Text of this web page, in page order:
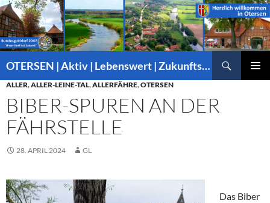
OTERSEN | Aktiv | Lebenswert | Zukunftsorientiert – mitten in Niedersachsen
INHALT
SPRINGEN
ALLER,ALLER-LEINE-TAL,ALLERFÄHRE,OTERSEN
BIBER-SPUREN AN DER
FÄHRSTELLE
28. APRIL 2024 GL
Das Biber